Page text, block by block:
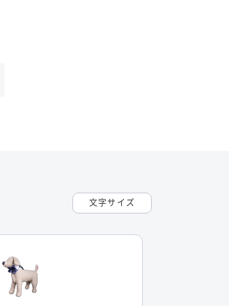
文字サイズ